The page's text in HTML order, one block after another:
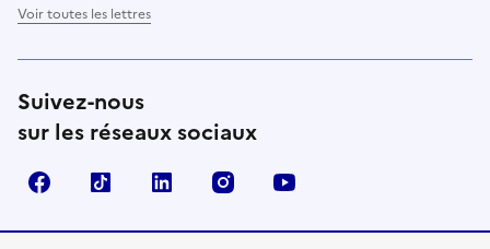
Voir toutes les lettres
Suivez-nous
sur les réseaux sociaux
FacebookTikTok LinkedIn Instagram